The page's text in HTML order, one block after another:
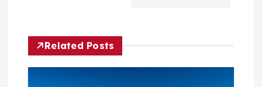
Related Posts